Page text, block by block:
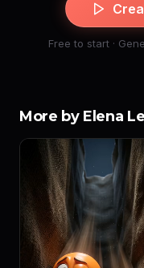
Free to start ·
More by Elena